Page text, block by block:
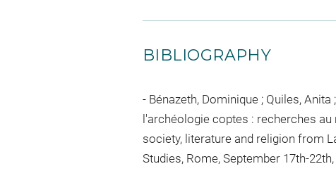
BIBLIOGRAPHY
Bénazeth, Dominique ; Quiles,
l'archéologie coptes : recherches au
society, literature and religion from
Studies, Rome, September 17th-